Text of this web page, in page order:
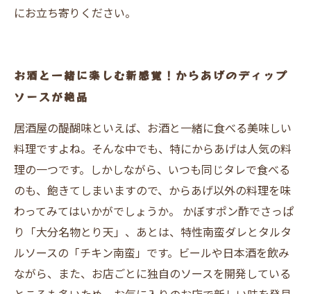
にお立ち寄りください。
お酒と一緒に楽しむ新感覚！からあげのディップ
ソースが絶品
居酒屋の醍醐味といえば、お酒と一緒に食べる美味しい
料理ですよね。そんな中でも、特にからあげは人気の料
理の一つです。しかしながら、いつも同じタレで食べる
のも、飽きてしまいますので、からあげ以外の料理を味
わってみてはいかがでしょうか。 かぼすポン酢でさっぱ
り「大分名物とり天」、あとは、特性南蛮ダレとタルタ
ルソースの「チキン南蛮」です。ビールや日本酒を飲み
ながら、また、お店ごとに独自のソースを開発している